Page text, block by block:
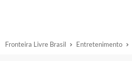
Fronteira Livre Brasil Entretenimento